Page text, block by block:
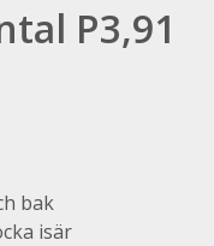
P3,91
bak
isär